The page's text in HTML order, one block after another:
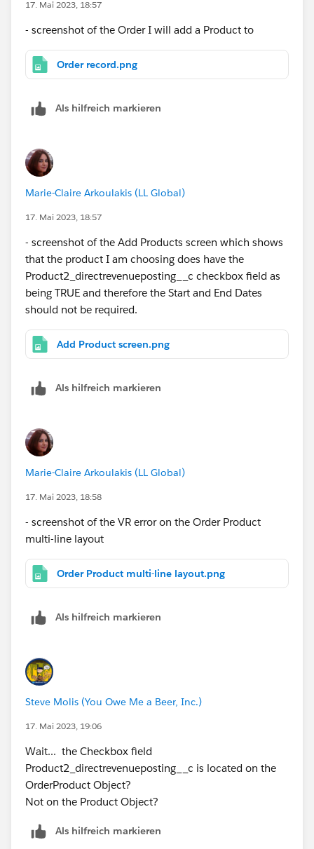
17. Mai 2023, 18:57
- screenshot of the Order I will add a Product to
Order record.png
Als hilfreich markieren
Marie-Claire Arkoulakis (LL Global)
17. Mai 2023, 18:57
- screenshot of the Add Products screen which shows
that the product I am choosing does have the
Product2_directrevenueposting__c checkbox field as
being TRUE and therefore the Start and End Dates
should not be required.
Add Product screen.png
Als hilfreich markieren
Marie-Claire Arkoulakis (LL Global)
17. Mai 2023, 18:58
- screenshot of the VR error on the Order Product
multi-line layout
Order Product multi-line layout.png
Als hilfreich markieren
Steve Molis (You Owe Me a Beer, Inc.)
17. Mai 2023, 19:06
Wait... the Checkbox field
Product2_directrevenueposting__c is located on the
OrderProduct Object?
Not on the Product Object?
Als hilfreich markieren